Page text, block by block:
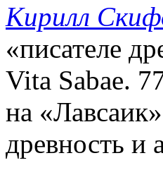
Кирилл
«писателе
Vita Sabae.
на
древность и